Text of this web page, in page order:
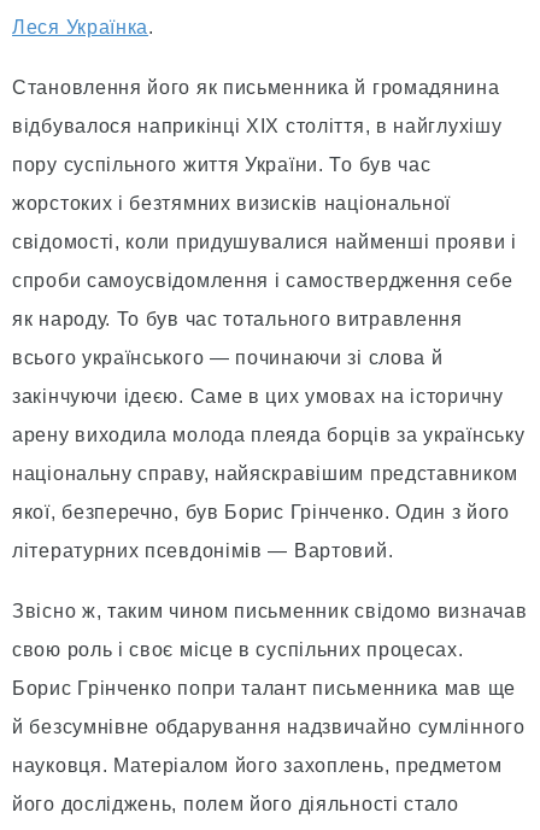
Леся Українка.
Становлення його як письменника й громадянина
відбувалося наприкінці XIX століття, в найглухішу
пору суспільного життя України. То був час
жорстоких і безтямних визисків національної
свідомості, коли придушувалися найменші прояви і
спроби самоусвідомлення і самоствердження себе
як народу. То був час тотального витравлення
всього українського — починаючи зі слова й
закінчуючи ідеєю. Саме в цих умовах на історичну
арену виходила молода плеяда борців за українську
національну справу, найяскравішим представником
якої, безперечно, був Борис Грінченко. Один з його
літературних псевдонімів — Вартовий.
Звісно ж, таким чином письменник свідомо визначав
свою роль і своє місце в суспільних процесах.
Борис Грінченко попри талант письменника мав ще
й безсумнівне обдарування надзвичайно сумлінного
науковця. Матеріалом його захоплень, предметом
його досліджень, полем його діяльності стало